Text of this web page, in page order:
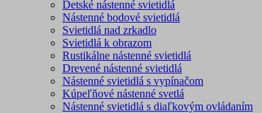
Detské nástenné svietidlá
Nástenné bodové svietidlá
Svietidlá nad zrkadlo
Svietidlá k obrazom
Rustikálne nástenné svietidlá
Drevené nástenné svietidlá
Nástenné svietidlá s vypínačom
Kúpeľňové nástenné svetlá
Nástenné svietidlá s diaľkovým ovládaním